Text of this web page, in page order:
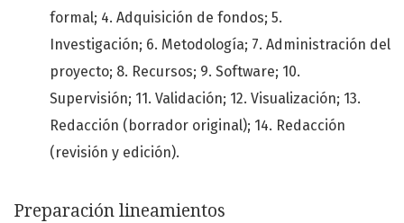
formal; 4. Adquisición de fondos; 5.
Investigación; 6. Metodología; 7. Administración del
proyecto; 8. Recursos; 9. Software; 10.
Supervisión; 11. Validación; 12. Visualización; 13.
Redacción (borrador original); 14. Redacción
(revisión y edición).
Preparación lineamientos